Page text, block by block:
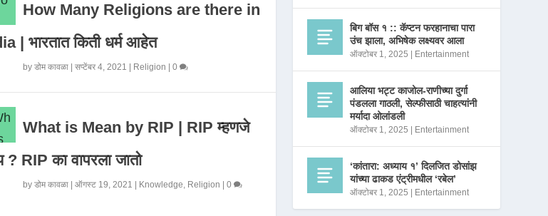
How Many Religions are there in
| भारतात किती धर्म आहेत
by डोम कावळा| सप्टेंबर 4, 2021 Religion 0
What is Mean by RIP | RIP म्हणजे
? RIP का वापरला जातो
by डोम कावळा| ऑगस्ट 19, 2021 Knowledge, Religion 0
बिग बॉस १ :: कॅप्टन फरहानाचा पारा
उंच झाला, अभिषेक लक्ष्यवर आला
ऑक्टोबर 1, 2025 Entertainment
आलिया भट्ट काजोल-राणीच्या दुर्गा
पंडलला गाठली, सेल्फीसाठी चाहत्यांनी
मर्यादा ओलांडली
ऑक्टोबर 1, 2025 Entertainment
‘कांतारा: अध्याय १’ दिलजित डोसांझ
यांच्या ढाकड एंट्रीमधील ‘रबेल’
ऑक्टोबर 1, 2025 Entertainment